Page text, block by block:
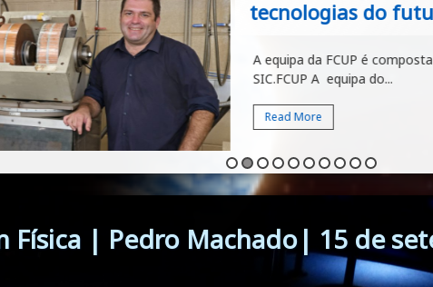
tecnologias do futuro
A equipa da FCUP é composta
SIC.FCUP A equipa do...
Read More
Física | Pedro Machado| 15 de